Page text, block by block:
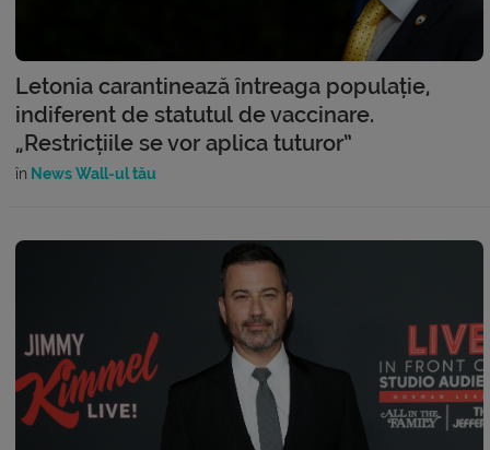
Letonia carantinează întreaga populație,
indiferent de statutul de vaccinare.
„Restricțiile se vor aplica tuturor”
în News Wall-ul tău